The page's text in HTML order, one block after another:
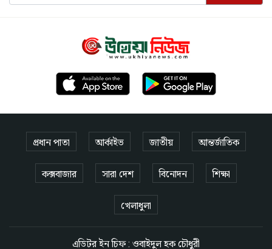
প্রধান পাতা আর্কাইভ জাতীয় আন্তর্জাতিক
কক্সবাজার সারা দেশ বিনোদন শিক্ষা
খেলাধুলা
এডিটর ইন চিফ : ওবাইদুল হক চৌধুরী